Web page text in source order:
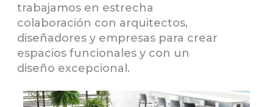
trabajamos en estrecha
colaboración con arquitectos,
diseñadores y empresas para crear
espacios funcionales y con un
diseño excepcional.